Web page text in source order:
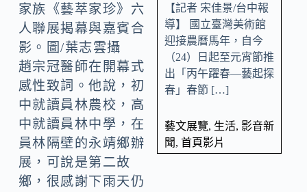
家族《藝萃家珍》六
人聯展揭幕與嘉賓合
影。圖/葉志雲攝
趙宗冠醫師在開幕式
感性致詞。他說，初
中就讀員林農校，高
中就讀員林中學，在
員林隔壁的永靖鄉辦
展，可說是第二故
鄉，很感謝下雨天仍
【記者 宋佳景/台中報
導】 國立臺灣美術館
迎接農曆馬年，自今
（24）日起至元宵節推
出「丙午躍春—藝起探
春」春節 […]
藝文展覽, 生活, 影音新
聞, 首頁影片